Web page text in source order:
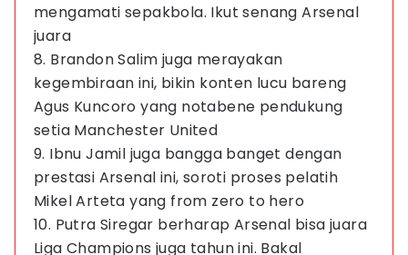
mengamati sepakbola. Ikut senang Arsenal
juara
8. Brandon Salim juga merayakan
kegembiraan ini, bikin konten lucu bareng
Agus Kuncoro yang notabene pendukung
setia Manchester United
9. Ibnu Jamil juga bangga banget dengan
prestasi Arsenal ini, soroti proses pelatih
Mikel Arteta yang from zero to hero
10. Putra Siregar berharap Arsenal bisa juara
Liga Champions juga tahun ini. Bakal